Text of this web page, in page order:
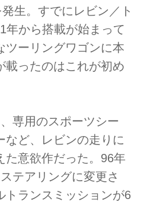
生。すでにレビン／ト
年から搭載が始まって
ツーリングワゴンに本
載ったのはこれが初め
専用のスポーツシー
など、レビンの走りに
た意欲作だった。96年
テアリングに変更さ
トランスミッションが6